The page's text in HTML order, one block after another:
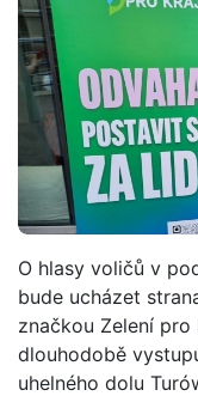
O hlasy voličů v
bude ucházet
značkou Zelení
dlouhodobě
uhelného dolu